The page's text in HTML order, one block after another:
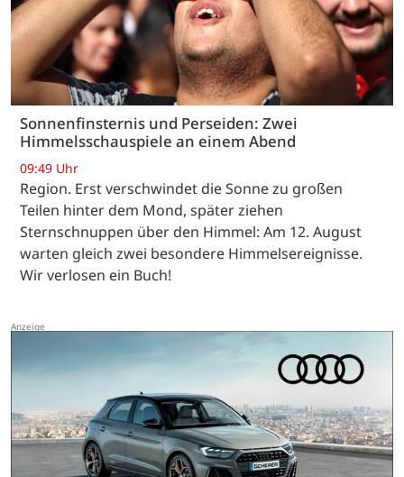
Sonnenfinsternis und Perseiden: Zwei
Himmelsschauspiele an einem Abend
09:49 Uhr
Region. Erst verschwindet die Sonne zu großen
Teilen hinter dem Mond, später ziehen
Sternschnuppen über den Himmel: Am 12. August
warten gleich zwei besondere Himmelsereignisse.
Wir verlosen ein Buch!